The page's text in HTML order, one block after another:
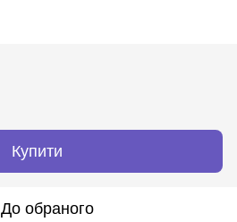
Купити
До обраного